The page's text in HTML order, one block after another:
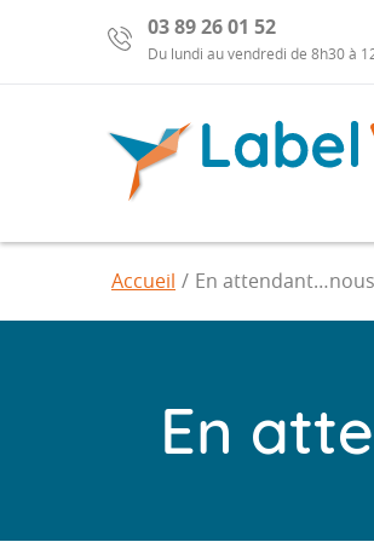
03 89 26 01 52
Du lundi au vendredi de 8h30 à
Labelvie,
portage
salarial
Barre
Accueil En
En